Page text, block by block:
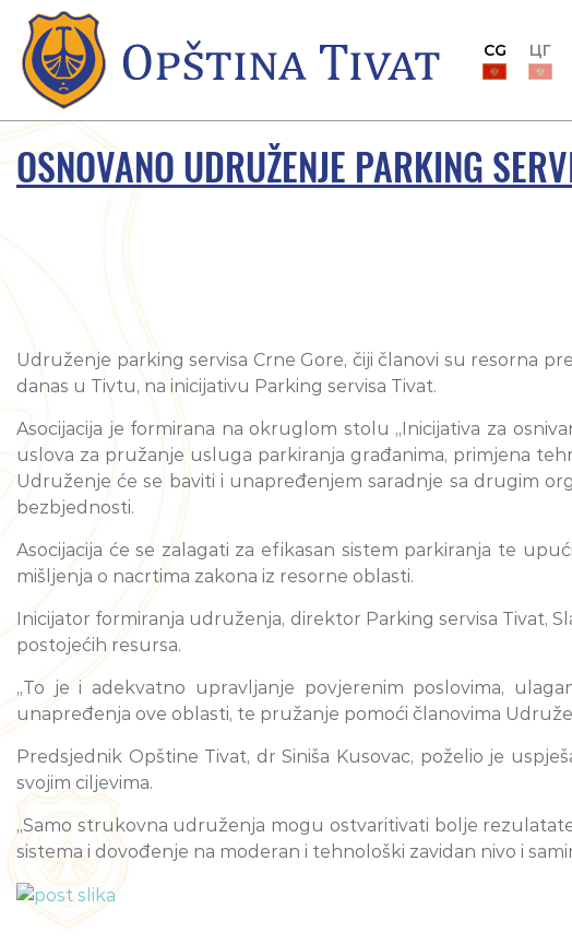
CG ЦГ
OSNOVANO UDRUŽENJE PARKING
Udruženje parking servisa Crne Gore, čiji članovi su resorna
danas u Tivtu, na inicijativu Parking servisa Tivat.
Asocijacija je formirana na okruglom stolu „Inicijativa za
uslova za pružanje usluga parkiranja građanima, primjena
Udruženje će se baviti i unapređenjem saradnje sa drugim
bezbjednosti.
Asocijacija će se zalagati za efikasan sistem parkiranja te
mišljenja o nacrtima zakona iz resorne oblasti.
Inicijator formiranja udruženja, direktor Parking servisa Tivat,
postojećih resursa.
„To je i adekvatno upravljanje povjerenim poslovima,
unapređenja ove oblasti, te pružanje pomoći članovima
Predsjednik Opštine Tivat, dr Siniša Kusovac, poželio je
svojim ciljevima.
„Samo strukovna udruženja mogu ostvaritivati bolje
sistema i dovođenje na moderan i tehnološki zavidan nivo i